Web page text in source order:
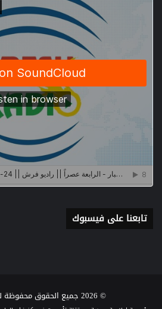
تابعنا على فيسبوك
© 2026 جميع الحقوق محفوظة لفرش أون لاين